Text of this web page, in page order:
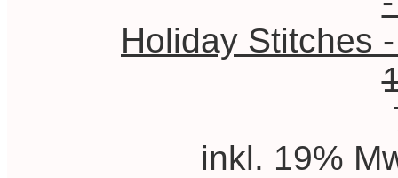
Holiday Stitches
inkl. 19%